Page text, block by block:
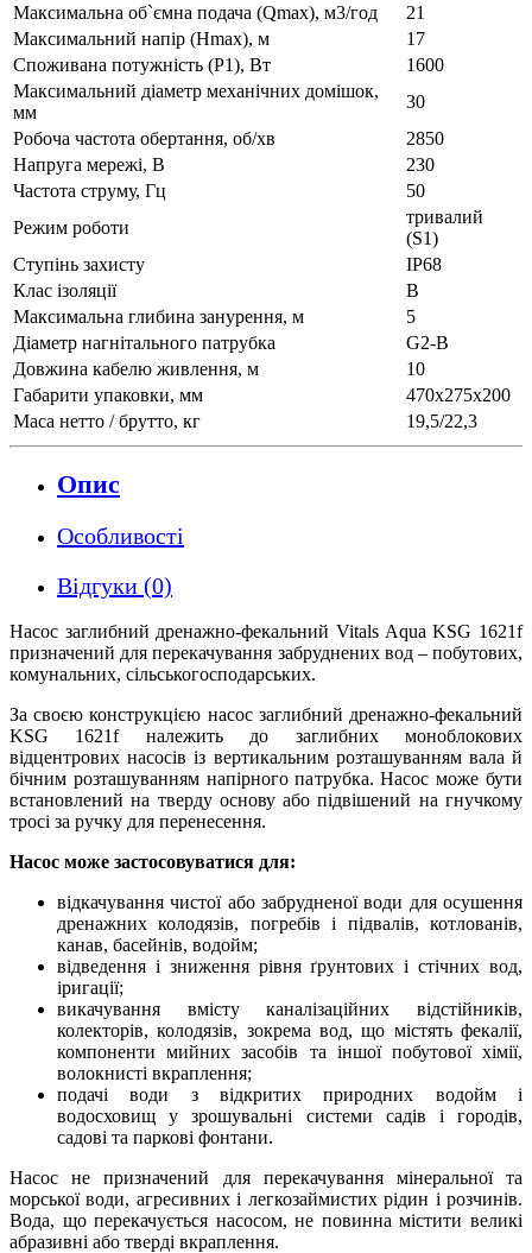
Максимальна об`ємна подача (Qmax), м3/год
21
Максимальний напір (Нmax), м
17
Споживана потужність (Р1), Вт
1600
Максимальний діаметр механічних домішок,
мм
30
Робоча частота обертання, об/хв
2850
Напруга мережі, В
230
Частота струму, Гц
50
Режим роботи
тривалий
(S1)
Ступінь захисту
IP68
Клас ізоляції
В
Максимальна глибина занурення, м
5
Діаметр нагнітального патрубка
G2-B
Довжина кабелю живлення, м
10
Габарити упаковки, мм
470х275х200
Маса нетто / брутто, кг
19,5/22,3
Опис
Особливості
Відгуки (0)
Насос заглибний дренажно-фекальний Vitals Aqua KSG 1621f
призначений для перекачування забруднених вод – побутових,
комунальних, сільськогосподарських.
За своєю конструкцією насос заглибний дренажно-фекальний
KSG 1621f належить до заглибних моноблокових
відцентрових насосів із вертикальним розташуванням вала й
бічним розташуванням напірного патрубка. Насос може бути
встановлений на тверду основу або підвішений на гнучкому
тросі за ручку для перенесення.
Насос може застосовуватися для:
відкачування чистої або забрудненої води для осушення
дренажних колодязів, погребів і підвалів, котлованів,
канав, басейнів, водойм;
відведення і зниження рівня ґрунтових і стічних вод,
іригації;
викачування вмісту каналізаційних відстійників,
колекторів, колодязів, зокрема вод, що містять фекалії,
компоненти мийних засобів та іншої побутової хімії,
волокнисті вкраплення;
подачі води з відкритих природних водойм і
водосховищ у зрошувальні системи садів і городів,
садові та паркові фонтани.
Насос не призначений для перекачування мінеральної та
морської води, агресивних і легкозаймистих рідин і розчинів.
Вода, що перекачується насосом, не повинна містити великі
абразивні або тверді вкраплення.